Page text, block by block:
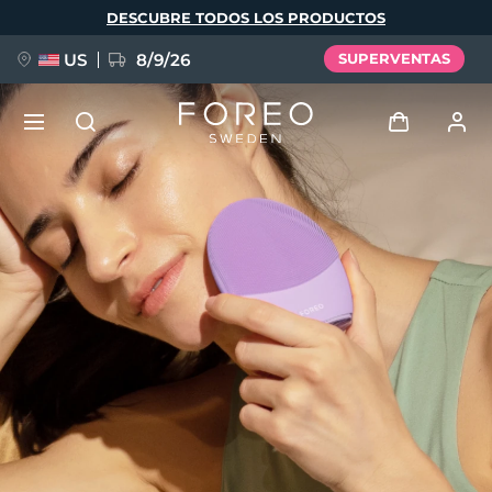
DESCUBRE TODOS LOS PRODUCTOS
US 8/9/26 SUPERVENTAS
Perfil de usuario
Mis dispositivos
Mis pedidos
Mis direcciones
Mis suscripciones
NUEVO
FAQ™ Pure Beauty-Tech Elixir
BREAKING NEWS
issa™ Teeth Whitening Set
Idioma
English Deutsch
Español
Français
Italiano
Português
Svenska
Русский
Türkçe
简体中文 繁體中文